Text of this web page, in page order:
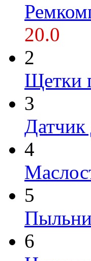
20.0
2
Щетки
3
Датчик
4
5
6